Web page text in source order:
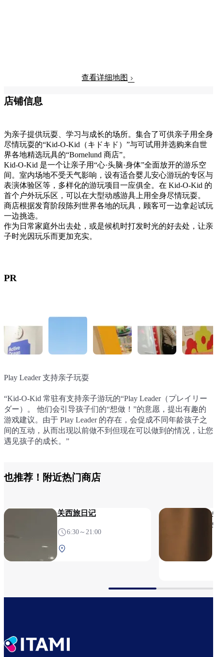
查看详细地图
店铺信息
为亲子提供玩耍、学习与成长的场所。集合了可供亲子用全身
尽情玩耍的“Kid-O-Kid（キドキド）”与可试用并选购来自世
界各地精选玩具的“Bornelund 商店”。
Kid-O-Kid 是一个让亲子用“心·头脑·身体”全面放开的游乐空
间。室内场地不受天气影响，设有适合婴儿安心游玩的专区与
表演体验区等，多样化的游玩项目一应俱全。在 Kid-O-Kid 的
首个户外玩乐区，可以在大型动感游具上用全身尽情玩耍。
商店根据发育阶段陈列世界各地的玩具，顾客可一边拿起试玩
一边挑选。
作为日常家庭外出去处，或是候机时打发时光的好去处，让亲
子时光因玩乐而更加充实。
PR
Play Leader 支持亲子玩耍
“Kid-O-Kid 常驻有支持亲子游玩的“Play Leader（プレイリー
ダー）。 他们会引导孩子们的“想做！”的意愿，提出有趣的
游戏建议。由于 Play Leader 的存在，会促成不同年龄孩子之
间的互动，从而出现以前做不到但现在可以做到的情况，让您
遇见孩子的成长。”
户外游乐区
“Kid-O-Kid 首次登场的户外游乐区。 可在高达 4 米的动感游
具上像爬树一样用全身玩耍。夏季还可进行水上嬉戏。”
室内游乐区
不受天气影响，亲子可以享受各种游玩项目。 从球池和大型
蹦床等尽情活动身体的游戏，到角色扮演、积木以及绘画等在
家无法体验的大尺度玩法，均可畅玩。
表演与创意区
这是一个可以自由表达自己喜好的空间。 可在玻璃窗或大张
纸上绘画、进行自由组装游戏，并计划举办工作坊与育儿讲座
等活动。
婴儿专用区
供婴儿安心、舒适游玩的专用区域。 以婴儿视线为出发点，
设置了许多可看、可听、可触摸的装置。场内配有哺乳室与尿
布更换台，让爸爸妈妈也能安心使用。
Bornelund 商店
一家依发育阶段陈列世界玩具的商店。 不仅可以购买在 Kid-
O-Kid 试玩后喜欢的玩具，还可挑选适合送礼或作为伴手礼，
或适合在机上使用的玩具。经过儿童发育与游戏学习训练的工
作人员将协助您为孩子挑选合适的玩具。
也推荐！附近热门商店
关西旅日记
6:30～21:00